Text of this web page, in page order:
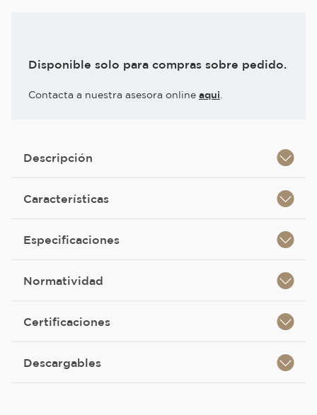
Disponible solo para compras sobre pedido.
Contacta a nuestra asesora online aqui
Descripción
Características
Especificaciones
Normatividad
Certificaciones
Descargables